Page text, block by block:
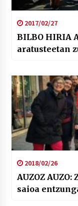
2017/02/27
BILBO HIRIA
aratusteetan
2018/02/26
AUZOZ
saioa